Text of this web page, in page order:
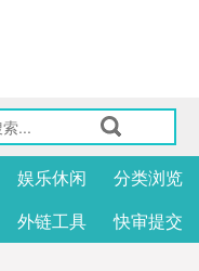
娱乐休闲
分类浏览
外链工具 快审提交